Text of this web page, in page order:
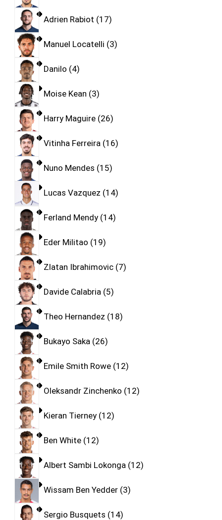
Adrien Rabiot 17
Manuel Locatelli 3
Danilo 4
Moise Kean 3
Harry Maguire 26
Vitinha Ferreira 16
Nuno Mendes 15
Lucas Vazquez 14
Ferland Mendy 14
Eder Militao 19
Zlatan Ibrahimovic 7
Davide Calabria 5
Theo Hernandez 18
Bukayo Saka 26
Emile Smith Rowe 12
Oleksandr Zinchenko 12
Kieran Tierney 12
Ben White 12
Albert Sambi Lokonga 12
Wissam Ben Yedder 3
Sergio Busquets 14